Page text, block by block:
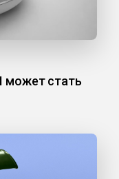
может стать